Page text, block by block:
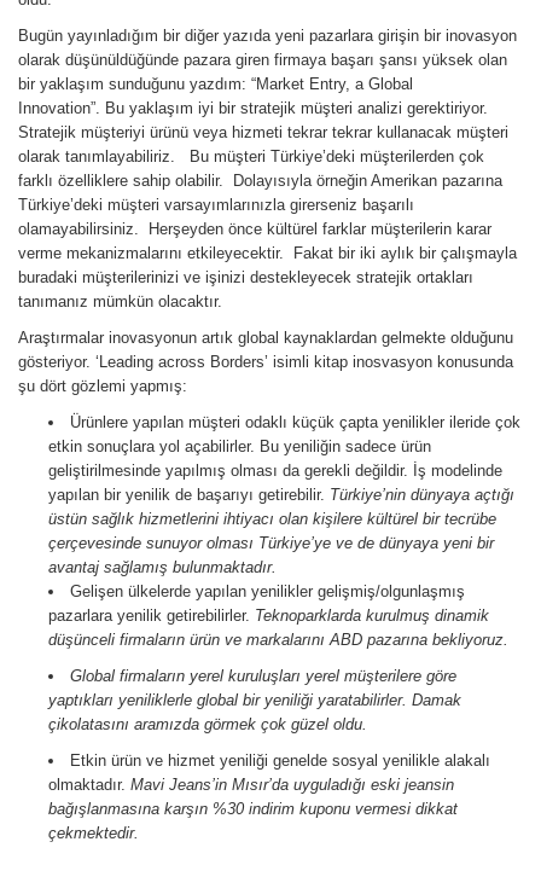
Bugün yayınladığım bir diğer yazıda yeni pazarlara girişin bir inovasyon
olarak düşünüldüğünde pazara giren firmaya başarı şansı yüksek olan
bir yaklaşım sunduğunu yazdım: “Market Entry, a Global
Innovation”. Bu yaklaşım iyi bir stratejik müşteri analizi gerektiriyor.
Stratejik müşteriyi ürünü veya hizmeti tekrar tekrar kullanacak müşteri
olarak tanımlayabiliriz. Bu müşteri Türkiye’deki müşterilerden çok
farklı özelliklere sahip olabilir. Dolayısıyla örneğin Amerikan pazarına
Türkiye’deki müşteri varsayımlarınızla girerseniz başarılı
olamayabilirsiniz. Herşeyden önce kültürel farklar müşterilerin karar
verme mekanizmalarını etkileyecektir. Fakat bir iki aylık bir çalışmayla
buradaki müşterilerinizi ve işinizi destekleyecek stratejik ortakları
tanımanız mümkün olacaktır.
Araştırmalar inovasyonun artık global kaynaklardan gelmekte olduğunu
gösteriyor. ‘Leading across Borders’ isimli kitap inosvasyon konusunda
şu dört gözlemi yapmış:
Ürünlere yapılan müşteri odaklı küçük çapta yenilikler ileride çok
etkin sonuçlara yol açabilirler. Bu yeniliğin sadece ürün
geliştirilmesinde yapılmış olması da gerekli değildir. İş modelinde
yapılan bir yenilik de başarıyı getirebilir. Türkiye’nin dünyaya açtığı
üstün sağlık hizmetlerini ihtiyacı olan kişilere kültürel bir tecrübe
çerçevesinde sunuyor olması Türkiye’ye ve de dünyaya yeni bir
avantaj sağlamış bulunmaktadır.
Gelişen ülkelerde yapılan yenilikler gelişmiş/olgunlaşmış
pazarlara yenilik getirebilirler. Teknoparklarda kurulmuş dinamik
düşünceli firmaların ürün ve markalarını ABD pazarına bekliyoruz.
Global firmaların yerel kuruluşları yerel müşterilere göre
yaptıkları yeniliklerle global bir yeniliği yaratabilirler. Damak
çikolatasını aramızda görmek çok güzel oldu.
Etkin ürün ve hizmet yeniliği genelde sosyal yenilikle alakalı
olmaktadır. Mavi Jeans’in Mısır’da uyguladığı eski jeansin
bağışlanmasına karşın %30 indirim kuponu vermesi dikkat
çekmektedir.